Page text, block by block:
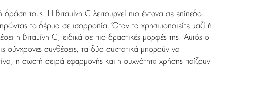
τους. Η βιταμίνη C λειτουργεί πιο έντονα σε επίπεδο
το δέρμα σε ισορροπία. Όταν τα χρησιμοποιείτε μαζί ή
η βιταμίνη C, ειδικά σε πιο δραστικές μορφές της. Αυτός ο
σύγχρονες συνθέσεις, τα δύο συστατικά μπορούν να
η σωστή σειρά εφαρμογής και η συχνότητα χρήσης παίζουν